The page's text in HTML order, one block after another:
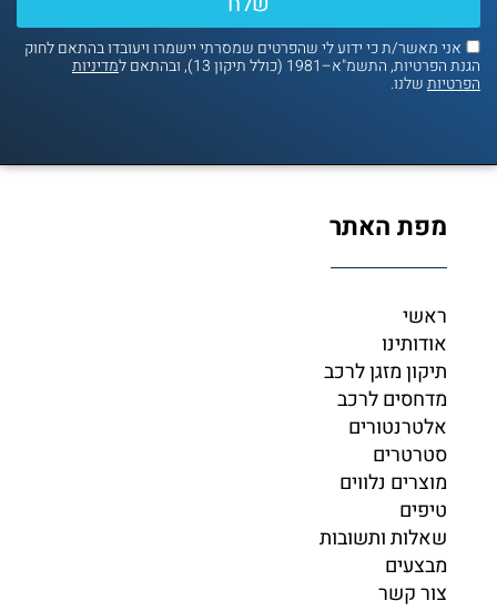
אני מאשר/ת כי ידוע לי שהפרטים שמסרתי יישמרו ויעובדו בהתאם לחוק
הפרטיות, התשמ"א–1981 (כולל תיקון 13), ובהתאם ל מדיניות
שלנו.
מפת האתר
ראשי
אודותינו
תיקון מזגן לרכב
מדחסים לרכב
אלטרנטורים
סטרטרים
מוצרים נלווים
טיפים
שאלות ותשובות
מבצעים
צור קשר